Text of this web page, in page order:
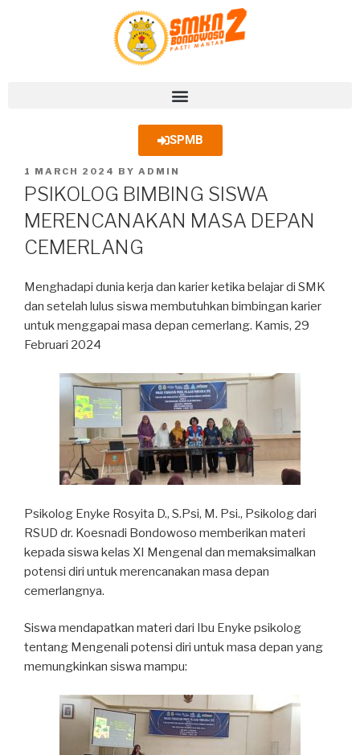
SPMB
1 MARCH 2024 BY ADMIN
PSIKOLOG BIMBING SISWA
MERENCANAKAN MASA DEPAN
CEMERLANG
Menghadapi dunia kerja dan karier ketika belajar di SMK
dan setelah lulus siswa membutuhkan bimbingan karier
untuk menggapai masa depan cemerlang. Kamis, 29
Februari 2024
Psikolog Enyke Rosyita D., S.Psi, M. Psi., Psikolog dari
RSUD dr. Koesnadi Bondowoso memberikan materi
kepada siswa kelas XI Mengenal dan memaksimalkan
potensi diri untuk merencanakan masa depan
cemerlangnya.
Siswa mendapatkan materi dari Ibu Enyke psikolog
tentang Mengenali potensi diri untuk masa depan yang
memungkinkan siswa mampu: